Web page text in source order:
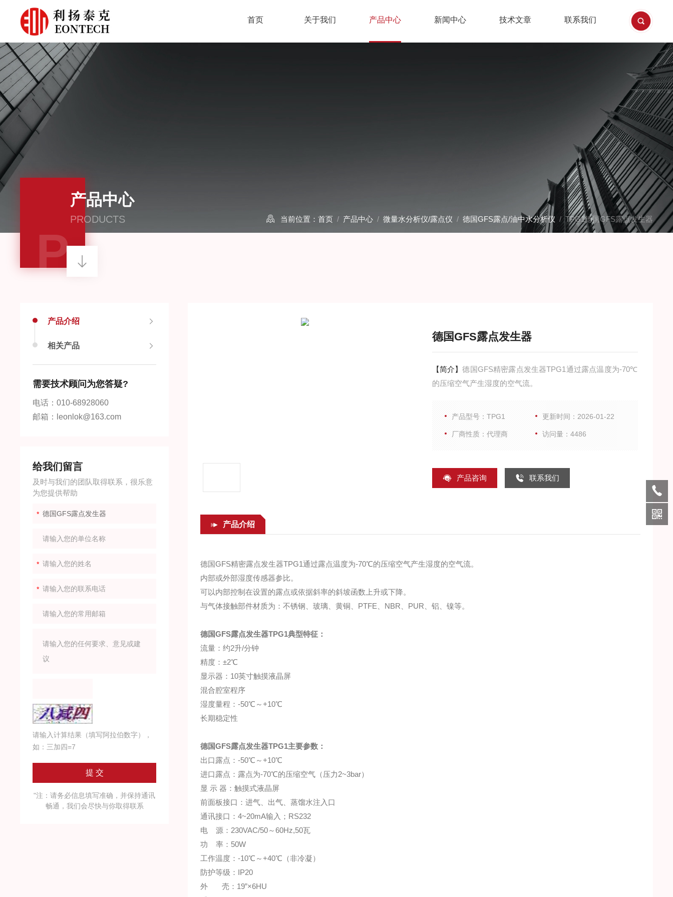
首页 关于我们 产品中心 新闻中心 技术文章 联系我们
产品中心
PRODUCTS
P
当前位置： 首页/ 产品中心/ 微量水分析仪/露点仪 / 德国GFS露点/油中水分析仪 / TPG1德国GFS露点发生器
德国GFS露点发生器
【简介】德国GFS精密露点发生器TPG1通过露点温度为-70℃
的压缩空气产生湿度的空气流。
产品型号：TPG1 更新时间：2026-01-22
厂商性质：代理商 访问量：4486
产品咨询 联系我们
产品介绍
德国GFS精密露点发生器TPG1通过露点温度为-70℃的压缩空气产生湿度的空气流。
内部或外部湿度传感器参比。
可以内部控制在设置的露点或依据斜率的斜坡函数上升或下降。
与气体接触部件材质为：不锈钢、玻璃、黄铜、PTFE、NBR、PUR、铝、镍等。
德国GFS露点发生器TPG1典型特征：
流量：约2升/分钟
精度：±2℃
显示器：10英寸触摸液晶屏
混合腔室程序
湿度量程：-50℃～+10℃
长期稳定性
德国GFS露点发生器TPG1主要参数：
出口露点：-50℃～+10℃
进口露点：露点为-70℃的压缩空气（压力2~3bar）
显 示 器：触摸式液晶屏
前面板接口：进气、出气、蒸馏水注入口
通讯接口：4~20mA输入；RS232
电 源：230VAC/50～60Hz,50瓦
功 率：50W
工作温度：-10℃～+40℃（非冷凝）
防护等级：IP20
外 壳：19”×6HU
产品介绍
相关产品
需要技术顾问为您答疑?
电话：010-68928060
邮箱：leonlok@163.com
给我们留言
及时与我们的团队取得联系，很乐意
为您提供帮助
请输入计算结果（填写阿拉伯数字），
如：三加四=7
"注：请务必信息填写准确，并保持通讯
畅通，我们会尽快与你取得联系